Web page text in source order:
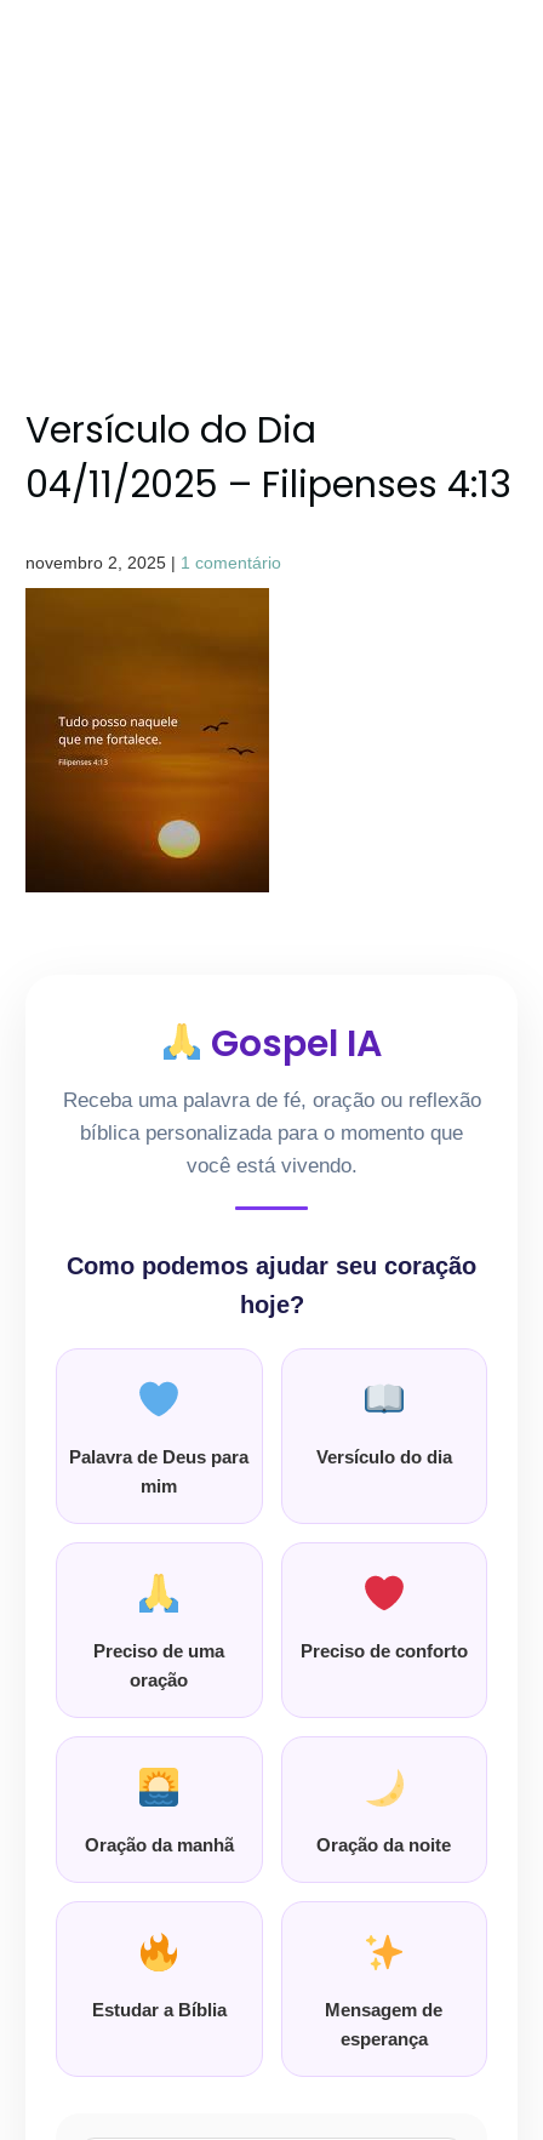
Versículo do Dia
04/11/2025 – Filipenses 4:13
novembro 2, 2025 | 1 comentário
Gospel IA
Receba uma palavra de fé, oração ou reflexão
bíblica personalizada para o momento que
você está vivendo.
Como podemos ajudar seu coração
hoje?
Palavra de Deus para
mim
Versículo do dia
Preciso de uma
oração
Preciso de conforto
Oração da manhã Oração da noite
Estudar a Bíblia
Mensagem de
esperança